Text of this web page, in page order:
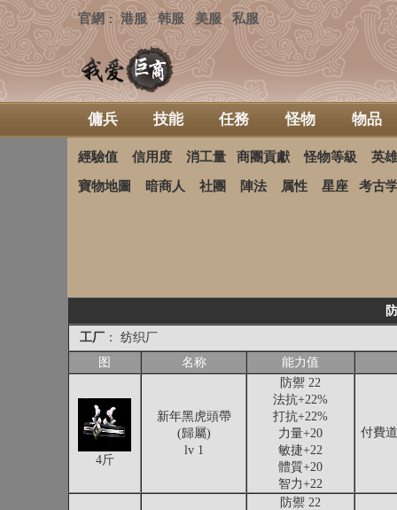
官網 ：港服 韩服 美服 私服
傭兵 技能 任務 怪物 物品
經驗值 信用度 消工量 商團貢獻 怪物等級 英
寶物地圖 暗商人 社團 陣法 属性 星座 考古
工厂 ： 纺织厂
图
名称 能力值
4斤
新年黑虎頭帶
(歸屬)
lv 1
防禦 22
法抗+22%
打抗+22%
力量+20
敏捷+22
體質+20
智力+22
付費
防禦 22